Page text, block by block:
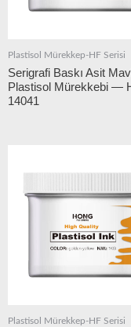
Plastisol Mürekkep-HF Serisi
Serigrafi Baskı Asit
Plastisol Mürekkebi —
14041
Plastisol Mürekkep-HF Serisi